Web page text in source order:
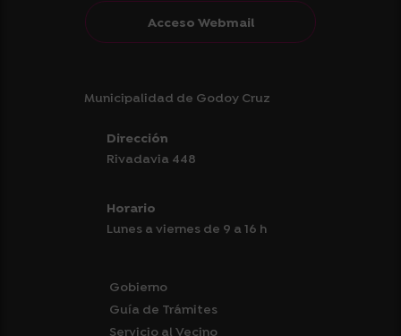
Acceso Webmail
Municipalidad de Godoy Cruz
Dirección
Rivadavia 448
Horario
Lunes a viernes de 9 a 16 h
Gobierno
Guía de Trámites
Servicio al Vecino